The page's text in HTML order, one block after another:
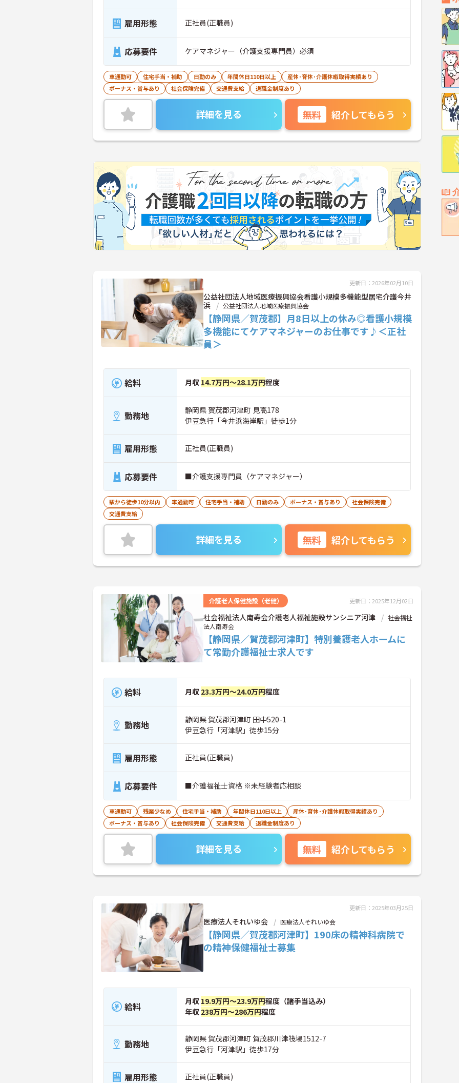
雇用形態 正社員(正職員)
応募要件 ケアマネジャー（介護支援専門員）必須
車通勤可 住宅手当・補助 日勤のみ 年間休日110日以上
産休･育休･介護休暇取得実績あり
ボーナス・賞与あり
社会保険完備 交通費支給 退職金制度あり
詳細を見る 無料 紹介してもらう
更新日：2026年02月10日
公益社団法人地域医療振興協会看護小規模多機能型居宅介護今井
浜
公益社団法人地域医療振興協会
【静岡県／賀茂郡】月8日以上の休み◎看護小規模
多機能にてケアマネジャーのお仕事です♪＜正社
員＞
給料 月収 14.7万円～28.1万円程度
勤務地
静岡県 賀茂郡河津町 見高178
伊豆急行「今井浜海岸駅」徒歩1分
雇用形態 正社員(正職員)
応募要件 ■介護支援専門員（ケアマネジャー）
駅から徒歩10分以内 車通勤可 住宅手当・補助 日勤のみ ボーナス・賞与あり
社会保険完備
交通費支給
詳細を見る 無料 紹介してもらう
介護老人保健施設（老健） 更新日：2025年12月02日
社会福祉法人南寿会介護老人福祉施設サンシニア河津
社会福祉
法人南寿会
【静岡県／賀茂郡河津町】特別養護老人ホームに
て常勤介護福祉士求人です
給料 月収 23.3万円～24.0万円程度
勤務地
静岡県 賀茂郡河津町 田中520-1
伊豆急行「河津駅」徒歩15分
雇用形態 正社員(正職員)
応募要件 ■介護福祉士資格 ※未経験者応相談
車通勤可 残業少なめ 住宅手当・補助 年間休日110日以上
産休･育休･介護休暇取得実績あり
ボーナス・賞与あり
社会保険完備 交通費支給 退職金制度あり
詳細を見る 無料 紹介してもらう
更新日：2025年03月25日
医療法人それいゆ会 医療法人それいゆ会
【静岡県／賀茂郡河津町】190床の精神科病院で
の精神保健福祉士募集
給料 月収 19.9万円～23.9万円程度（諸手当込み）
年収 238万円～286万円程度
勤務地
静岡県 賀茂郡河津町 賀茂郡川津筏場1512-7
伊豆急行「河津駅」徒歩17分
雇用形態 正社員(正職員)